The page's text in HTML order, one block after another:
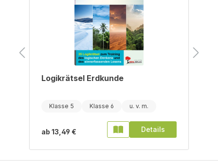
Logikrätsel Erdkunde
Klasse 5 Klasse 6
ab 13,49 € Details